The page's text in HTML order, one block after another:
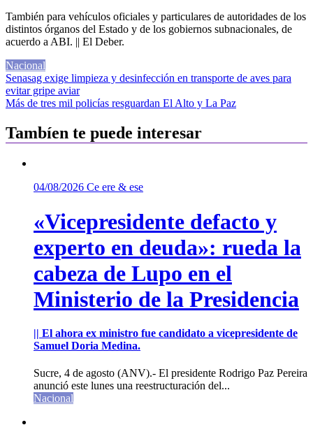
También para vehículos oficiales y particulares de autoridades de los
distintos órganos del Estado y de los gobiernos subnacionales, de
acuerdo a ABI. || El Deber.
Nacional
Navegación
de
Senasag exige limpieza y desinfección en transporte de aves para
evitar gripe aviar
Más de tres mil policías resguardan El Alto y La Paz
Tambíen te puede interesar
04/08/2026 Ce ere & ese
«Vicepresidente defacto y
experto en deuda»: rueda la
cabeza de Lupo en el
Ministerio de la Presidencia
|| El ahora ex ministro fue candidato a vicepresidente de
Samuel Doria Medina.
Sucre, 4 de agosto (ANV).- El presidente Rodrigo Paz Pereira
anunció este lunes una reestructuración del...
Nacional